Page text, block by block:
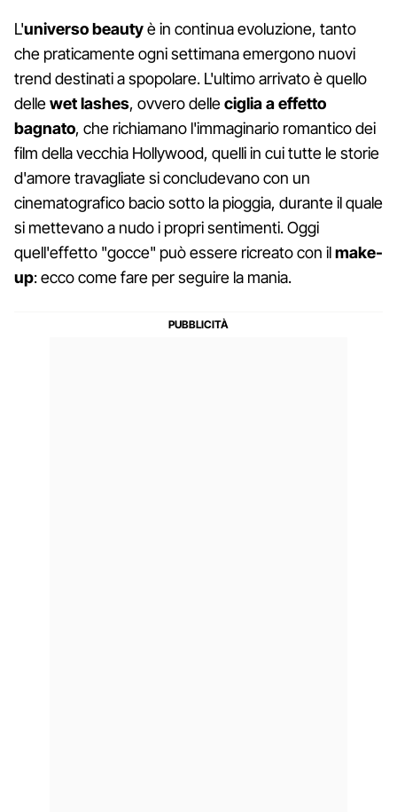
L'universo beautyè in continua evoluzione, tanto
che praticamente ogni settimana emergono nuovi
trend destinati a spopolare. L'ultimo arrivato è quello
dellewet lashes, ovvero delleciglia a effetto
bagnato, che richiamano l'immaginario romantico dei
film della vecchia Hollywood, quelli in cui tutte le storie
d'amore travagliate si concludevano con un
cinematografico bacio sotto la pioggia, durante il quale
si mettevano a nudo i propri sentimenti. Oggi
quell'effetto "gocce" può essere ricreato con ilmake-
up: ecco come fare per seguire la mania.